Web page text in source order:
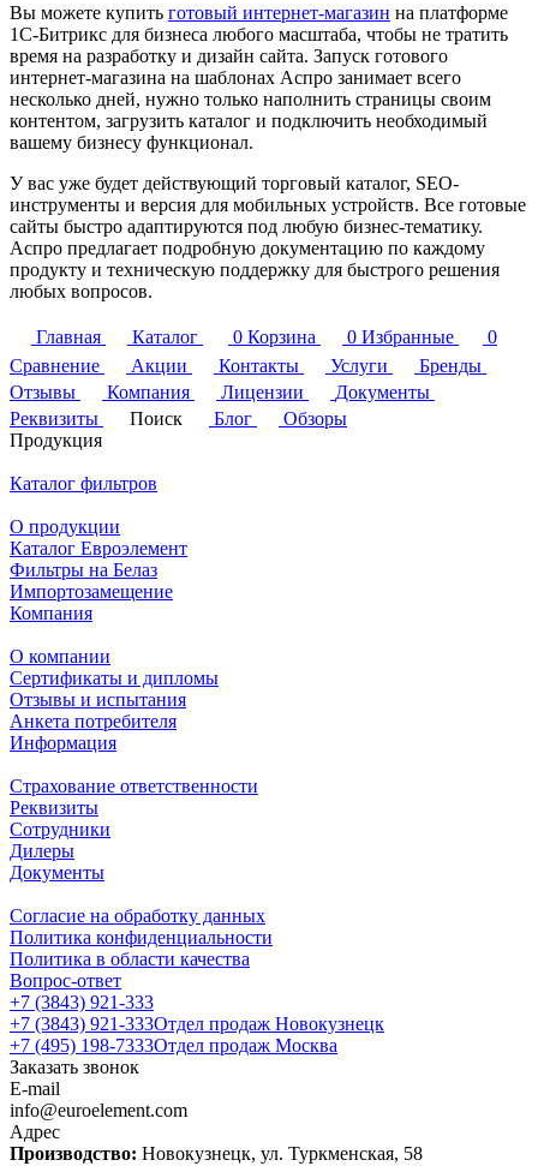
Вы можете купить готовый интернет-магазин на платформе
1С-Битрикс для бизнеса любого масштаба, чтобы не тратить
время на разработку и дизайн сайта. Запуск готового
интернет-магазина на шаблонах Аспро занимает всего
несколько дней, нужно только наполнить страницы своим
контентом, загрузить каталог и подключить необходимый
вашему бизнесу функционал.
У вас уже будет действующий торговый каталог, SEO-
инструменты и версия для мобильных устройств. Все готовые
сайты быстро адаптируются под любую бизнес-тематику.
Аспро предлагает подробную документацию по каждому
продукту и техническую поддержку для быстрого решения
любых вопросов.
Главная Каталог 0 Корзина 0 Избранные
0
Сравнение
Акции Контакты Услуги
Бренды
Отзывы
Компания Лицензии
Документы
Реквизиты
Поиск Блог
Обзоры
Продукция
Каталог фильтров
О продукции
Каталог Евроэлемент
Фильтры на Белаз
Импортозамещение
Компания
О компании
Сертификаты и дипломы
Отзывы и испытания
Анкета потребителя
Информация
Страхование ответственности
Реквизиты
Сотрудники
Дилеры
Документы
Согласие на обработку данных
Политика конфиденциальности
Политика в области качества
Вопрос-ответ
+7 (3843) 921-333
+7 (3843) 921-333Отдел продаж Новокузнецк
+7 (495) 198-7333Отдел продаж Москва
Заказать звонок
E-mail
info@euroelement.com
Адрес
Производство: Новокузнецк, ул. Туркменская, 58